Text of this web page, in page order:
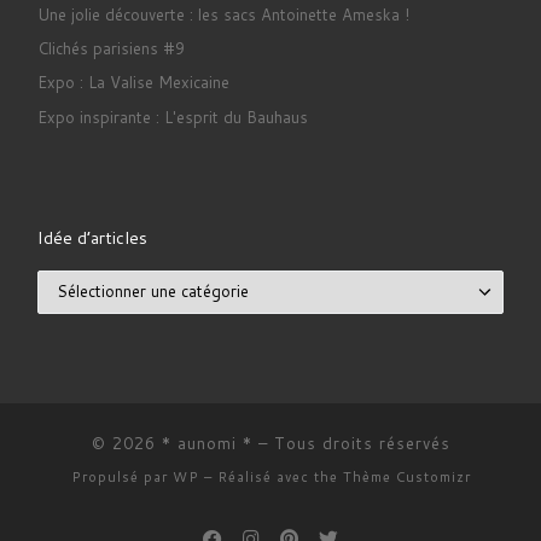
Une jolie découverte : les sacs Antoinette Ameska !
Clichés parisiens #9
Expo : La Valise Mexicaine
Expo inspirante : L'esprit du Bauhaus
Idée d’articles
© 2026 * aunomi * – Tous droits réservés
Propulsé par WP – Réalisé avec the Thème Customizr